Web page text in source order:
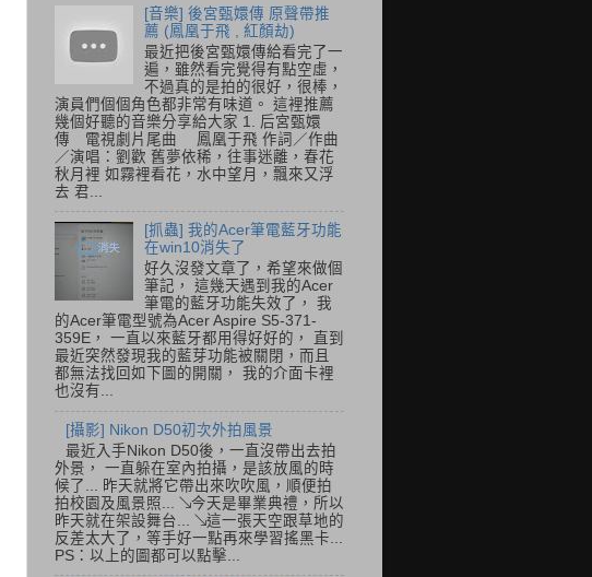
[音樂] 後宮甄嬛傳 原聲帶推
薦 (鳳凰于飛 , 紅顏劫)
最近把後宮甄嬛傳給看完了一
遍，雖然看完覺得有點空虛，
不過真的是拍的很好，很棒，
演員們個個角色都非常有味道。 這裡推薦
幾個好聽的音樂分享給大家 1. 后宮甄嬛
傳 電視劇片尾曲 鳳凰于飛 作詞／作曲
／演唱：劉歡 舊夢依稀，往事迷離，春花
秋月裡 如霧裡看花，水中望月，飄來又浮
去 君...
[抓蟲] 我的Acer筆電藍牙功能
在win10消失了
好久沒發文章了，希望來做個
筆記， 這幾天遇到我的Acer
筆電的藍牙功能失效了， 我
的Acer筆電型號為Acer Aspire S5-371-
359E， 一直以來藍牙都用得好好的， 直到
最近突然發現我的藍芽功能被關閉，而且
都無法找回如下圖的開關， 我的介面卡裡
也沒有...
[攝影] Nikon D50初次外拍風景
最近入手Nikon D50後，一直沒帶出去拍
外景， 一直躲在室內拍攝，是該放風的時
候了... 昨天就將它帶出來吹吹風，順便拍
拍校園及風景照... ↘今天是畢業典禮，所以
昨天就在架設舞台... ↘這一張天空跟草地的
反差太大了，等手好一點再來學習搖黑卡...
PS：以上的圖都可以點擊...